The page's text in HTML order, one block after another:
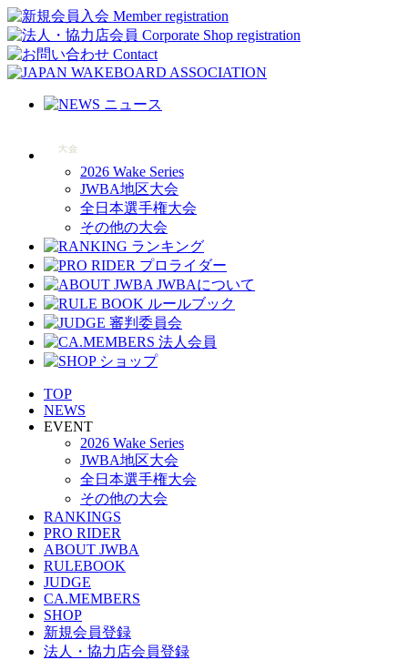
2026 Wake Series
JWBA地区大会
全日本選手権大会
その他の大会
TOP
NEWS
EVENT
2026 Wake Series
JWBA地区大会
全日本選手権大会
その他の大会
RANKINGS
PRO RIDER
ABOUT JWBA
RULEBOOK
JUDGE
CA.MEMBERS
SHOP
新規会員登録
法人・協力店会員登録